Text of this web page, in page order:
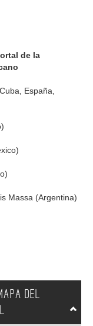
de la
España,
Massa (Argentina)
DEL